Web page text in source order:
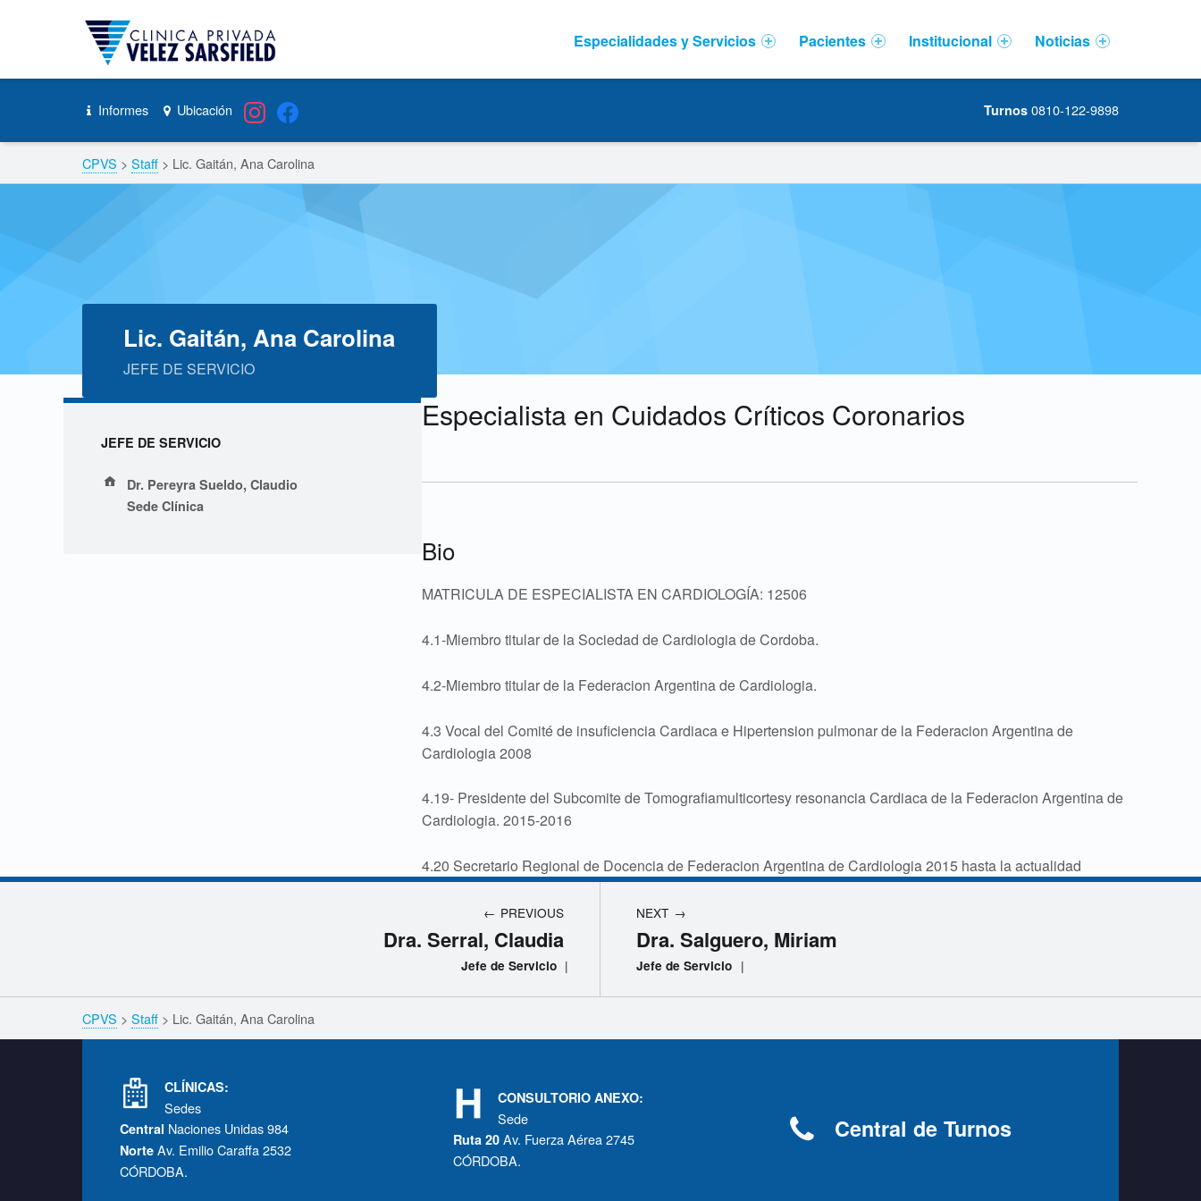
Lic. Gaitán, Ana Carolina – CPVS Especialidades y Servicios Pacientes Institucional Noticias
Header info sidebar Informes Ubicación Turnos 0810-122-9898
Breadcrumbs navigation
CPVS > Staff > Lic. Gaitán, Ana Carolina
Lic. Gaitán, Ana Carolina
JEFE DE SERVICIO
A
a
C
JEFE DE SERVICIO
Address:
Dr. Pereyra Sueldo, Claudio
Sede Clínica
Especialista en Cuidados Críticos Coronarios
Bio
MATRICULA DE ESPECIALISTA EN CARDIOLOGÍA: 12506
4.1-Miembro titular de la Sociedad de Cardiologia de Cordoba.
4.2-Miembro titular de la Federacion Argentina de Cardiologia.
4.3 Vocal del Comité de insuficiencia Cardiaca e Hipertension pulmonar de la Federacion Argentina de
Cardiologia 2008
4.19- Presidente del Subcomite de Tomografiamulticortesy resonancia Cardiaca de la Federacion Argentina de
Cardiologia. 2015-2016
4.20 Secretario Regional de Docencia de Federacion Argentina de Cardiologia 2015 hasta la actualidad
PREVIOUS
Dra. Serral, Claudia
Jefe de Servicio |
NEXT
Dra. Salguero, Miriam
Jefe de Servicio |
Breadcrumbs navigation
CPVS > Staff > Lic. Gaitán, Ana Carolina
CLÍNICAS:
Sedes
Central Naciones Unidas 984
Norte Av. Emilio Caraffa 2532
CÓRDOBA.
CONSULTORIO ANEXO:
Sede
Ruta 20Av. Fuerza Aérea 2745
CÓRDOBA.
Central de Turnos